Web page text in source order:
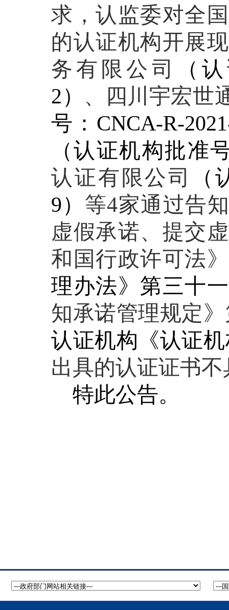
求，认监委对全
的认证机构开展
务有限公司
（
2） 、
四川宇宏世
号： CNCA-R-
（认证机构批准
认证有限公司
9） 等4家通过告
虚假承诺、提交
和国行政许可法》
理办法》第三十一
知承诺管理规定》
认证机构《认证
出具的认证证书
特此公告。